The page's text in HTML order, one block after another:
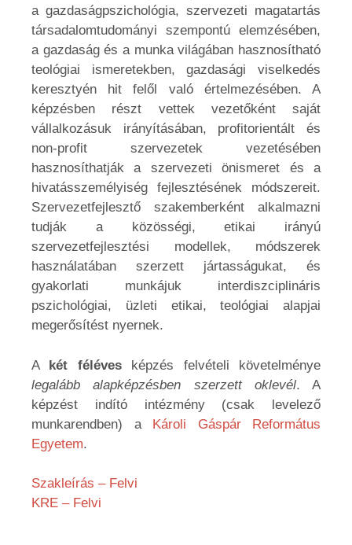
a gazdaságpszichológia, szervezeti magatartás
társadalomtudományi szempontú elemzésében,
a gazdaság és a munka világában hasznosítható
teológiai ismeretekben, gazdasági viselkedés
keresztyén hit felől való értelmezésében. A
képzésben részt vettek vezetőként saját
vállalkozásuk irányításában, profitorientált és
non-profit szervezetek vezetésében
hasznosíthatják a szervezeti önismeret és a
hivatásszemélyiség fejlesztésének módszereit.
Szervezetfejlesztő szakemberként alkalmazni
tudják a közösségi, etikai irányú
szervezetfejlesztési modellek, módszerek
használatában szerzett jártasságukat, és
gyakorlati munkájuk interdiszciplináris
pszichológiai, üzleti etikai, teológiai alapjai
megerősítést nyernek.
A két félévesképzés felvételi követelménye
legalább alapképzésben szerzett oklevél. A
képzést indító intézmény (csak levelező
munkarendben) a Károli Gáspár Református
Egyetem.
Szakleírás – Felvi
KRE – Felvi